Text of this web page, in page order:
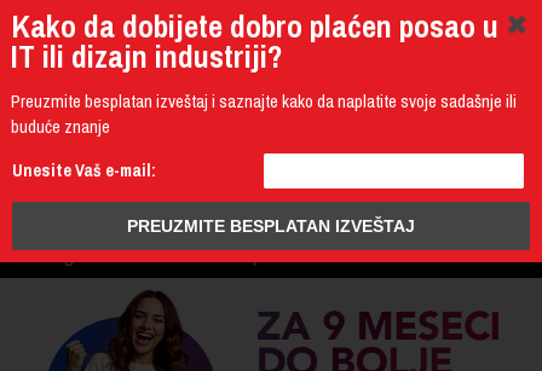
Kako da dobijete dobro plaćen posao u
IT ili dizajn industriji?
Preuzmite besplatan izveštaj i saznajte kako da naplatite svoje sadašnje ili
buduće znanje
Unesite Vaš e-mail: 011 4011 200
UPIS
ŠTA DOBIJATE
Programming Administration
3D Design & CAD
Mobile Development